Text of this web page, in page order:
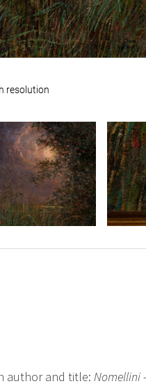
resolution
author and title: Nomellini